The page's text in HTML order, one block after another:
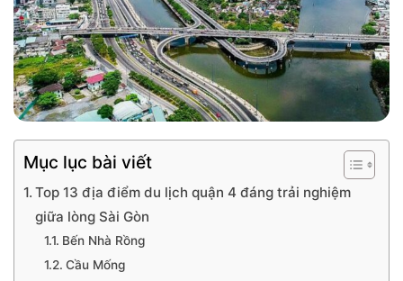
Mục lục bài viết
Top 13 địa điểm du lịch quận 4 đáng trải nghiệm
giữa lòng Sài Gòn
Bến Nhà Rồng
Cầu Mống